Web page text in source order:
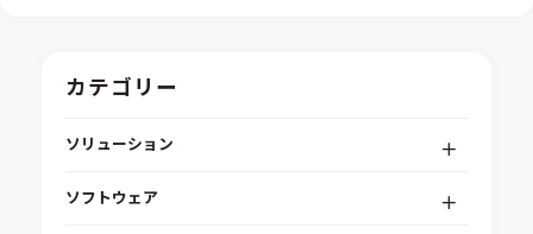
カテゴリー
ソリューション
ソフトウェア